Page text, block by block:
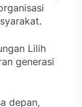
Lilih
generasi
depan,